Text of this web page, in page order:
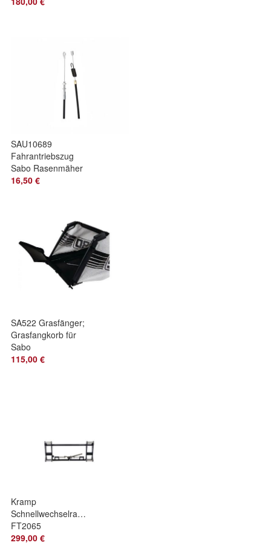
SAU10689
Fahrantriebszug
Sabo Rasenmäher
16,50 €
SA522 Grasfänger;
Grasfangkorb für
Sabo
115,00 €
Kramp
Schnellwechselrahmen
FT2065
Euroaufnahme
299,00 €